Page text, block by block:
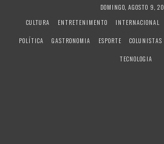
DOMINGO, AGOSTO 9,
CULTURA
ENTRETENIMENTO INTERNACIONAL
POLÍTICA
GASTRONOMIA ESPORTE COLUNISTAS
TECNOLOGIA